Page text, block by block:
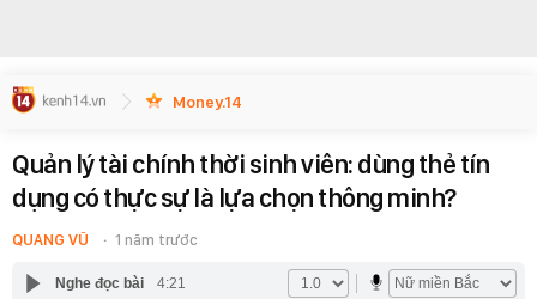
Money.14
Quản lý tài chính thời sinh viên: dùng thẻ tín
dụng có thực sự là lựa chọn thông minh?
QUANG VŨ 1 năm trước
Nghe đọc bài 4:21